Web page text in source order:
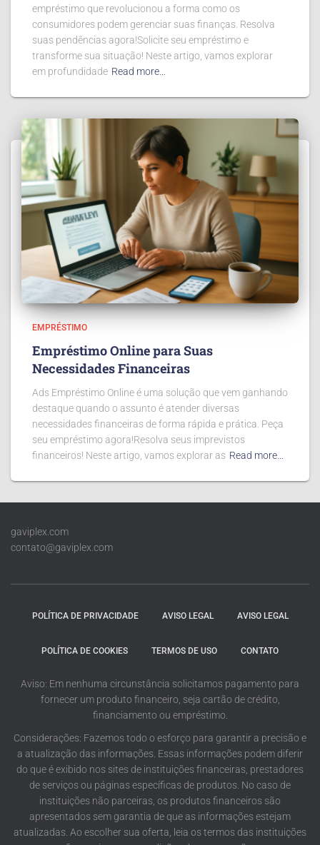
empréstimo que revolucionou a forma como os
consumidores podem gerenciar suas finanças. Resolva
suas pendências agora!Solicite seu empréstimo e
transforme sua situação! Neste artigo, vamos explorar
em profundidade Read more…
EMPRÉSTIMO
Empréstimo Online para Suas
Necessidades Financeiras
Ads Empréstimo Online é uma solução que vem ganhando
destaque quando o assunto é atender diversas
necessidades financeiras de forma rápida e prática. Peça
seu empréstimo agora!Resolva seus imprevistos
financeiros! Neste artigo, vamos explorar as Read more…
gaviplex.com
contato@gaviplex.com
POLÍTICA DE PRIVACIDADE AVISO LEGAL AVISO LEGAL
POLÍTICA DE COOKIES TERMOS DE USO CONTATO
Aviso: Em nenhuma circunstância solicitamos pagamento para
fornecer um produto financeiro, seja cartão de crédito,
financiamento ou empréstimo.
Considerações: Fazemos todo o esforço para garantir a precisão e
a atualização das informações. Essas informações podem diferir
do que é exibido nos sites de instituições financeiras, prestadores
de serviços ou páginas específicas de produtos. No caso de
instituições não parceiras, os produtos financeiros são
apresentados sem garantia de que as informações estejam
atualizadas. Ao escolher sua oferta, leia os termos das instituições